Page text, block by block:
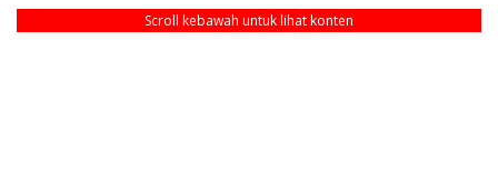
Scroll kebawah untuk lihat konten